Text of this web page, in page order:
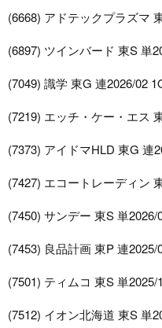
(6668) アドテックプラズマ
(6897) ツインバード 東S 単
(7049) 識学 東G 連2026/02
(7219) エッチ・ケー・エス
(7373) アイドマHLD 東G 連
(7427) エコートレーディン
(7450) サンデー 東S 単2026/
(7453) 良品計画 東P 連2025/
(7501) ティムコ 東S 単2025/
(7512) イオン北海道 東S 単